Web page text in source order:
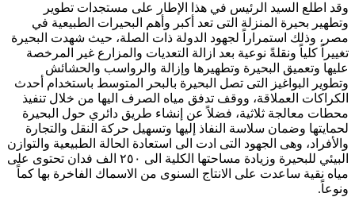
وقد اطلع السيد الرئيس في هذا الإطار على مستجدات تطوير
وتطهير بحيرة المنزلة التى تعد أكبر وأهم البحيرات الطبيعية في
مصر، وذلك استمراراً لجهود الدولة ذات الصلة، حيث شهدت البحيرة
تغييراً كلياً ونقلةً نوعية بعد ازالة التعديات والمزارع غير المرخصة
عليها وتعميق البحيرة وتطهيرها وإزالة والرواسب والحشائش
وتطوير البواغيز التى تصل البحيرة بالبحر المتوسط باستخدام أحدث
الكراكات العملاقة، ووقف تدفق مياه الصرف اليها من خلال تنفيذ
محطات معالجة ثلاثية، فضلاً عن إنشاء طريق دائري حول البحيرة
لحمايتها وضمان سلاسة النفاذ إليها وتسهيل حركة النقل والتجارة
والأفراد، وهى الجهود التى ادت الى استعادة الحالة الطبيعية والتوازن
البيئي للبحيرة وزيادة مساحتها الكلية الى ٢٥٠ الف فدان تحتوى على
مياه نقية ساعدت على الانتاج السنوى من الاسماك الفاخرة بها كماً
ونوعاً.